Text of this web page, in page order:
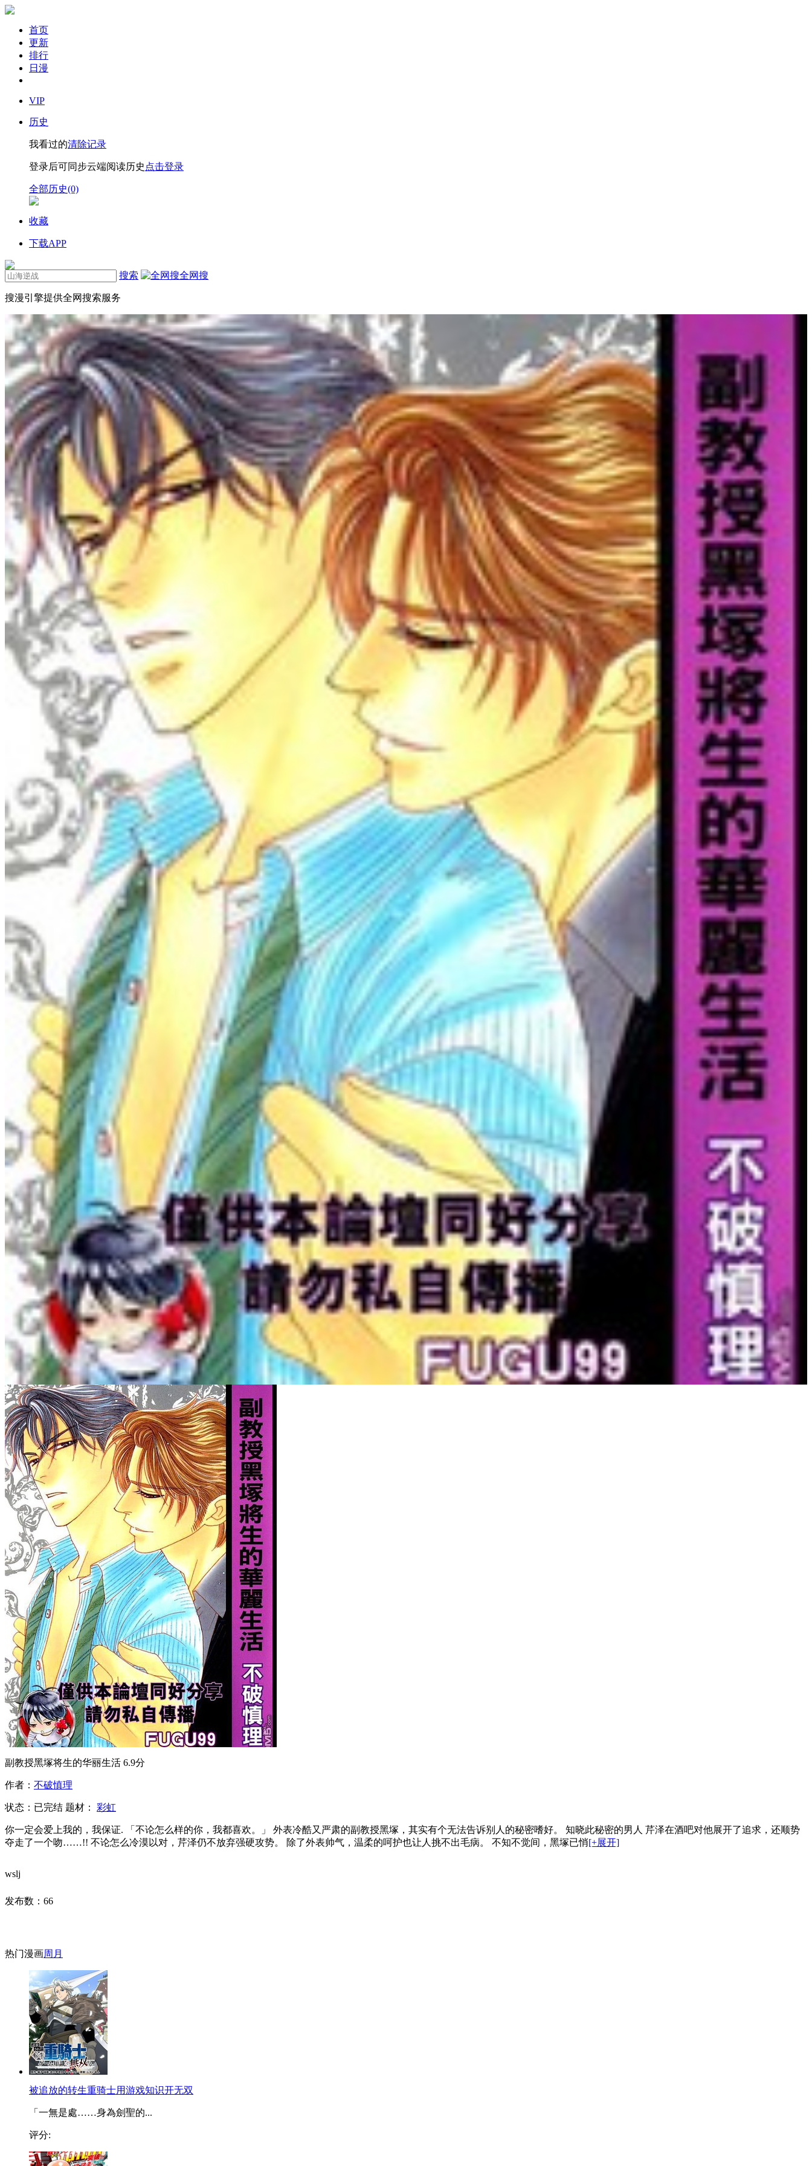
首页
更新
排行
日漫
VIP
历史
我看过的清除记录
登录后可同步云端阅读历史 点击登录
全部历史(0)
收藏
下载APP
搜索 全网搜
搜漫引擎提供全网搜索服务
副教授黑塚将生的华丽生活 6.9分
作者： 不破慎理
状态： 已完结 题材： 彩虹
你一定会爱上我的，我保证. 「不论怎么样的你，我都喜欢。」 外表冷酷又严肃的副教授黑塚，其实有个无法告诉别人的秘密嗜好。 知晓此秘密的男人 芹泽在酒吧对他展开了追求，还顺势
夺走了一个吻……!! 不论怎么冷漠以对，芹泽仍不放弃强硬攻势。 除了外表帅气，温柔的呵护也让人挑不出毛病。 不知不觉间，黑塚已悄[+展开]
wslj
发布数： 66
热门漫画周 月
被追放的转生重骑士用游戏知识开无双
「一無是處……身為劍聖的...
评分: